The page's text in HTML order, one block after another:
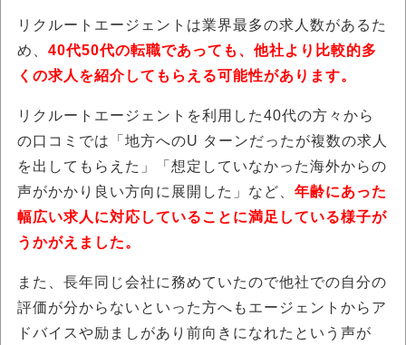
リクルートエージェントは業界最多の求人数があるた
め、 40代50代の転職であっても、他社より比較的多
くの求人を紹介してもらえる可能性があります。
リクルートエージェントを利用した40代の方々から
の口コミでは「地方へのU ターンだったが複数の求人
を出してもらえた」「想定していなかった海外からの
声がかかり良い方向に展開した」など、 年齢にあった
幅広い求人に対応していることに満足している様子が
うかがえました。
また、長年同じ会社に務めていたので他社での自分の
評価が分からないといった方へもエージェントからア
ドバイスや励ましがあり前向きになれたという声が